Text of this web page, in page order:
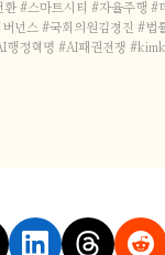
#스마트시티 #자율주행 #
넌스 #국회의원김경진 #법
행정혁명 #AI패권전쟁